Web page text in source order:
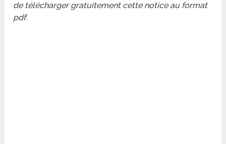
de télécharger gratuitement cette notice au format
pdf.